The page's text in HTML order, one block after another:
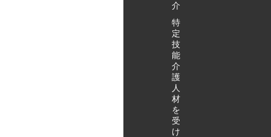
介
特
定
技
能
介
護
人
材
を
受
け